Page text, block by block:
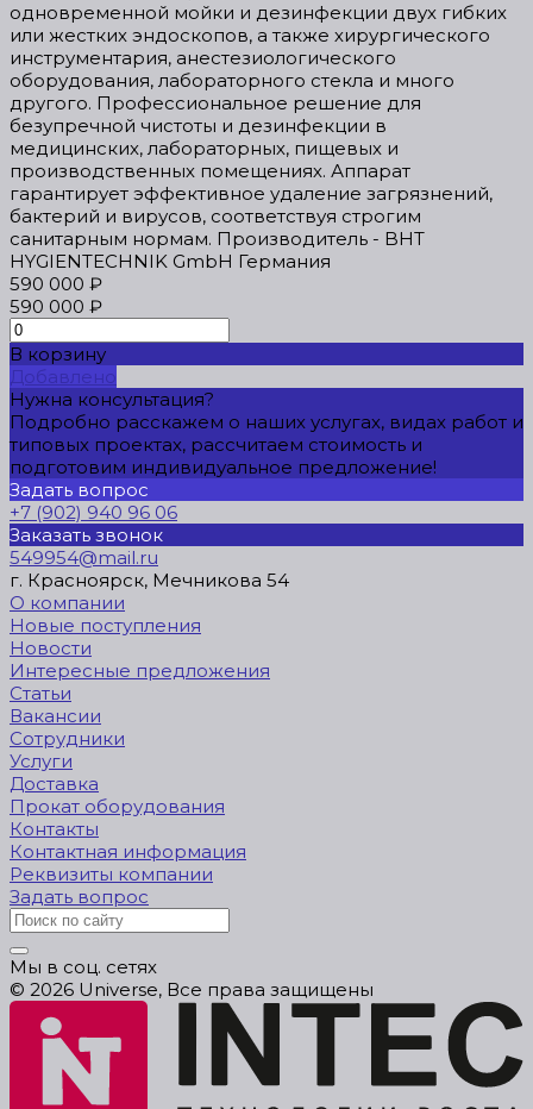
одновременной мойки и дезинфекции двух гибких
или жестких эндоскопов, а также хирургического
инструментария, анестезиологического
оборудования, лабораторного стекла и много
другого. Профессиональное решение для
безупречной чистоты и дезинфекции в
медицинских, лабораторных, пищевых и
производственных помещениях. Аппарат
гарантирует эффективное удаление загрязнений,
бактерий и вирусов, соответствуя строгим
санитарным нормам. Производитель - BHT
HYGIENTECHNIK GmbH Германия
590 000 ₽
590 000 ₽
В корзину
Добавлено
Нужна консультация?
Подробно расскажем о наших услугах, видах работ и
типовых проектах, рассчитаем стоимость и
подготовим индивидуальное предложение!
Задать вопрос
+7 (902) 940 96 06
Заказать звонок
549954@mail.ru
г. Красноярск, Мечникова 54
О компании
Новые поступления
Новости
Интересные предложения
Статьи
Вакансии
Сотрудники
Услуги
Доставка
Прокат оборудования
Контакты
Контактная информация
Реквизиты компании
Задать вопрос
Мы в соц. сетях
© 2026 Universe, Все права защищены